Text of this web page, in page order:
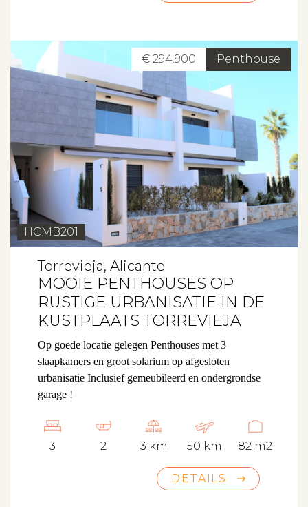
Penthouse
€ 294.900
HCMB201
Torrevieja, Alicante
MOOIE PENTHOUSES OP
RUSTIGE URBANISATIE IN DE
KUSTPLAATS TORREVIEJA
Op goede locatie gelegen Penthouses met 3
slaapkamers en groot solarium op afgesloten
urbanisatie Inclusief gemeubileerd en ondergrondse
garage !
3 2 3 km 50 km 82 m2
DETAILS